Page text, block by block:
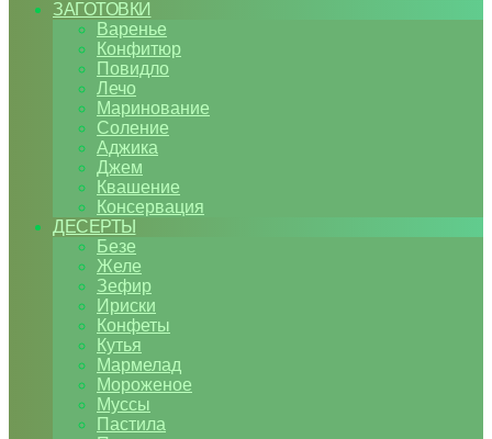
ЗАГОТОВКИ
Варенье
Конфитюр
Повидло
Лечо
Маринование
Соление
Аджика
Джем
Квашение
Консервация
ДЕСЕРТЫ
Безе
Желе
Зефир
Ириски
Конфеты
Кутья
Мармелад
Мороженое
Муссы
Пастила